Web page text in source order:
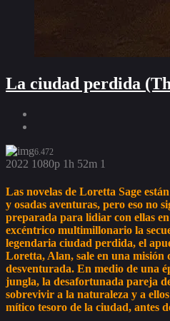
La ciudad perdida
6.472
2022 1080p 1h 52m 1
Las novelas de Loretta Sage
y osadas aventuras, pero eso no
preparada para lidiar con ellas
excéntrico multimillonario la
legendaria ciudad perdida, el
Loretta, Alan, sale en una misión
desventurada. En medio de una
jungla, la desafortunada pareja
sobrevivir a la naturaleza y a
mítico tesoro de la ciudad, antes